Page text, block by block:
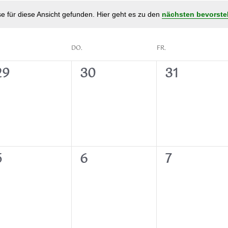
für diese Ansicht gefunden. Hier geht es zu den nächsten
DO. FR.
0
30
0
31
0
6
0
7